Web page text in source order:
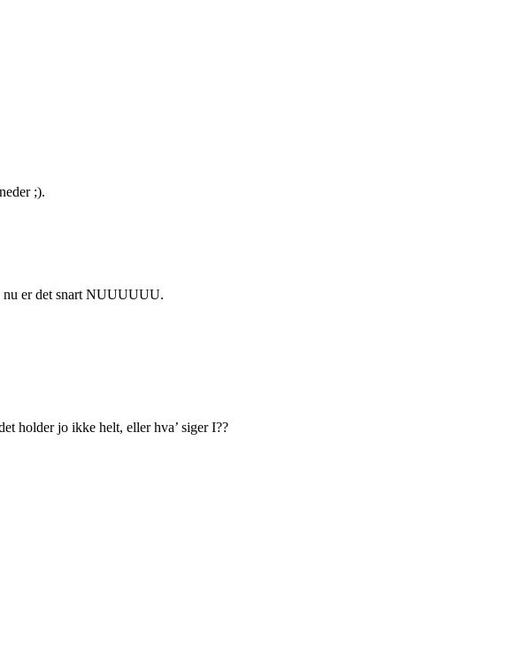
;).
er det snart NUUUUUU.
holder jo ikke helt, eller hva’ siger I??